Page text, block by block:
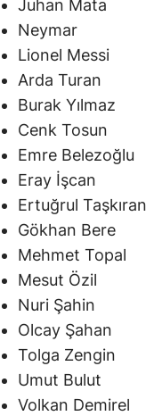
Juhan Mata
Neymar
Lionel Messi
Arda Turan
Burak Yılmaz
Cenk Tosun
Emre Belezoğlu
Eray İşcan
Ertuğrul Taşkıran
Gökhan Bere
Mehmet Topal
Mesut Özil
Nuri Şahin
Olcay Şahan
Tolga Zengin
Umut Bulut
Volkan Demirel